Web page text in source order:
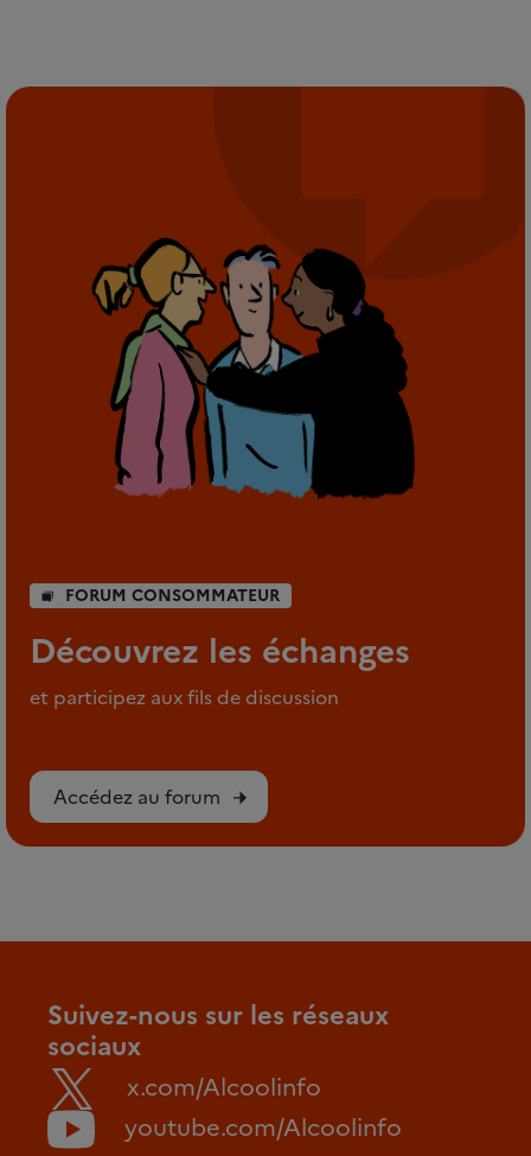
FORUM CONSOMMATEUR
Découvrez les échanges
et participez aux fils de discussion
Accédez au forum
Suivez-nous sur les réseaux
sociaux
x.com/Alcoolinfo
youtube.com/Alcoolinfo